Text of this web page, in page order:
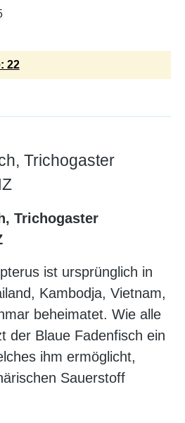
22
Trichogaster
Trichogaster
ist ursprünglich in
Kambodja, Vietnam,
beheimatet. Wie alle
der Blaue Fadenfisch ein
ihm ermöglicht,
Sauerstoff